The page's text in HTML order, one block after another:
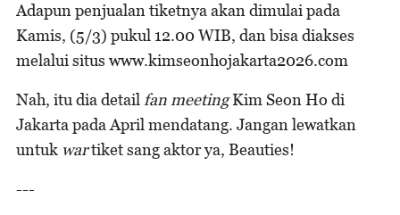
Adapun penjualan tiketnya akan dimulai pada
Kamis, (5/3) pukul 12.00 WIB, dan bisa diakses
melalui situs www.kimseonhojakarta2026.com
Nah, itu dia detail fan meetingKim Seon Ho di
Jakarta pada April mendatang. Jangan lewatkan
untuk wartiket sang aktor ya, Beauties!
---